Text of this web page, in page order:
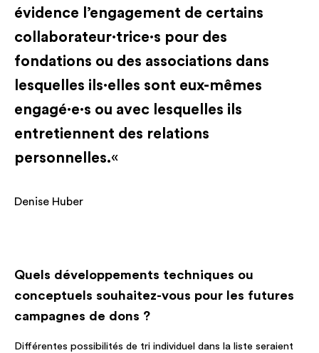
évidence l’engagement de certains
collaborateur·trice·s pour des
fondations ou des associations dans
lesquelles ils·elles sont eux-mêmes
engagé·e·s ou avec lesquelles ils
entretiennent des relations
personnelles.«
Denise Huber
Quels développements techniques ou
conceptuels souhaitez-vous pour les futures
campagnes de dons ?
Différentes possibilités de tri individuel dans la liste seraient